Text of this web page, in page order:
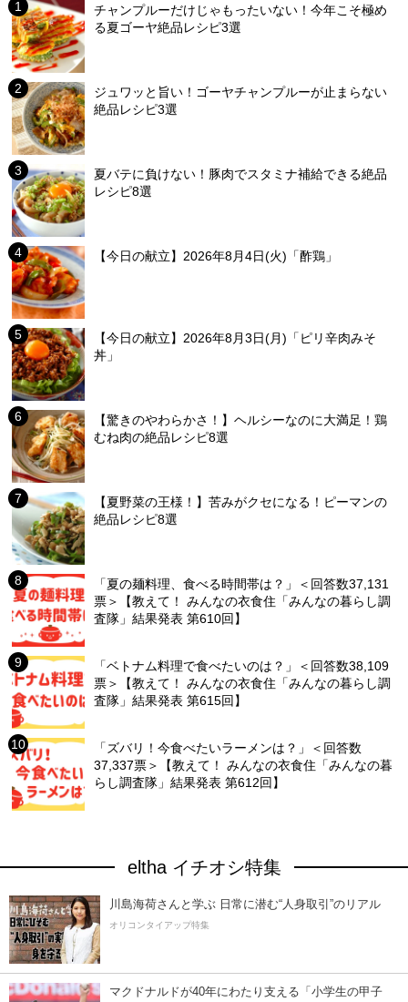
チャンプルーだけじゃもったいない！今年こそ極め
る夏ゴーヤ絶品レシピ3選
ジュワッと旨い！ゴーヤチャンプルーが止まらない
絶品レシピ3選
夏バテに負けない！豚肉でスタミナ補給できる絶品
レシピ8選
【今日の献立】2026年8月4日(火)「酢鶏」
【今日の献立】2026年8月3日(月)「ピリ辛肉みそ
丼」
【驚きのやわらかさ！】ヘルシーなのに大満足！鶏
むね肉の絶品レシピ8選
【夏野菜の王様！】苦みがクセになる！ピーマンの
絶品レシピ8選
「夏の麺料理、食べる時間帯は？」＜回答数37,131
票＞【教えて！ みんなの衣食住「みんなの暮らし調
査隊」結果発表 第610回】
「ベトナム料理で食べたいのは？」＜回答数38,109
票＞【教えて！ みんなの衣食住「みんなの暮らし調
査隊」結果発表 第615回】
「ズバリ！今食べたいラーメンは？」＜回答数
37,337票＞【教えて！ みんなの衣食住「みんなの暮
らし調査隊」結果発表 第612回】
eltha イチオシ特集
川島海荷さんと学ぶ 日常に潜む“人身取引”のリアル
オリコンタイアップ特集
マクドナルドが40年にわたり支える「小学生の甲子